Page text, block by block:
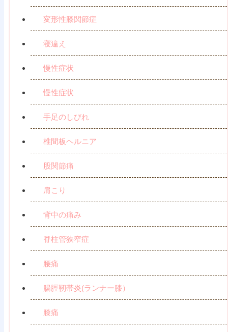
変形性膝関節症
寝違え
慢性症状
慢性症状
手足のしびれ
椎間板ヘルニア
股関節痛
肩こり
背中の痛み
脊柱管狭窄症
腰痛
腸脛靭帯炎(ランナー膝）
膝痛